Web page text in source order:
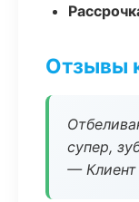
Отзывы
супер,
— Клиент